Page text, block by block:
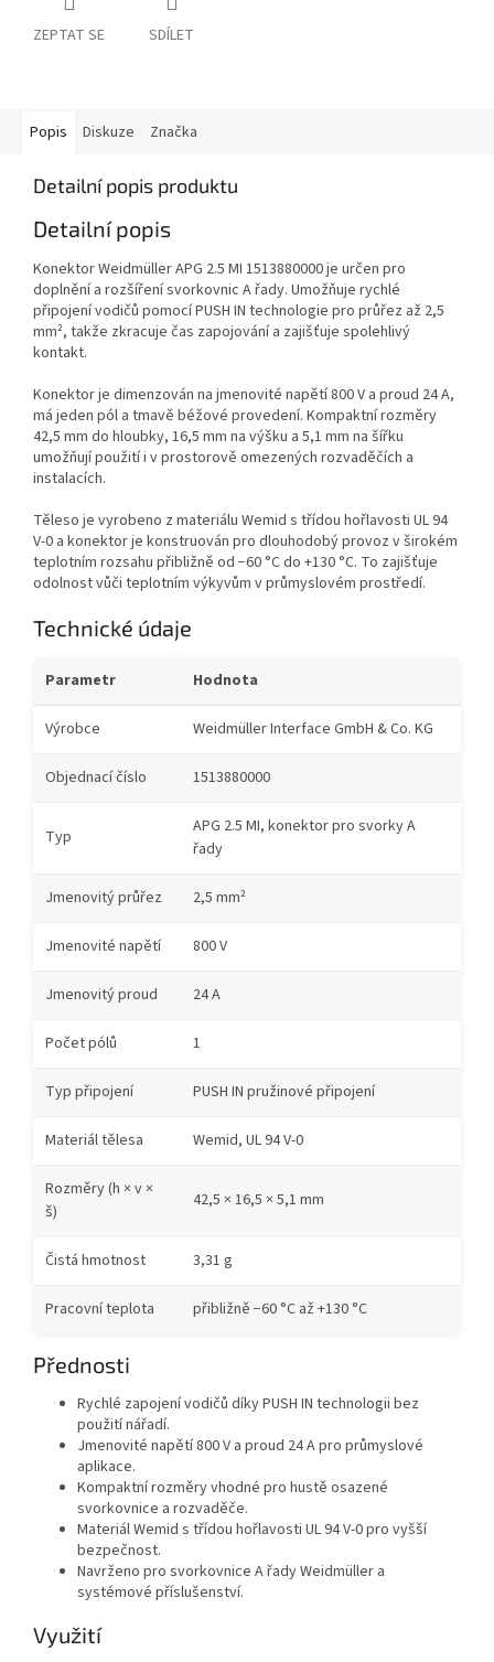
ZEPTAT SE SDÍLET
Popis Diskuze Značka
Detailní popis produktu
Detailní popis
Konektor Weidmüller APG 2.5 MI 1513880000 je určen pro
doplnění a rozšíření svorkovnic A řady. Umožňuje rychlé
připojení vodičů pomocí PUSH IN technologie pro průřez až 2,5
mm², takže zkracuje čas zapojování a zajišťuje spolehlivý
kontakt.
Konektor je dimenzován na jmenovité napětí 800 V a proud 24 A,
má jeden pól a tmavě béžové provedení. Kompaktní rozměry
42,5 mm do hloubky, 16,5 mm na výšku a 5,1 mm na šířku
umožňují použití i v prostorově omezených rozvaděčích a
instalacích.
Těleso je vyrobeno z materiálu Wemid s třídou hořlavosti UL 94
V-0 a konektor je konstruován pro dlouhodobý provoz v širokém
teplotním rozsahu přibližně od −60 °C do +130 °C. To zajišťuje
odolnost vůči teplotním výkyvům v průmyslovém prostředí.
Technické údaje
Parametr Hodnota
Výrobce Weidmüller Interface GmbH & Co. KG
Objednací číslo 1513880000
Typ
APG 2.5 MI, konektor pro svorky A
řady
Jmenovitý průřez 2,5 mm²
Jmenovité napětí 800 V
Jmenovitý proud 24 A
Počet pólů 1
Typ připojení PUSH IN pružinové připojení
Materiál tělesa Wemid, UL 94 V-0
Rozměry (h × v ×
š)
42,5 × 16,5 × 5,1 mm
Čistá hmotnost 3,31 g
Pracovní teplota přibližně −60 °C až +130 °C
Přednosti
Rychlé zapojení vodičů díky PUSH IN technologii bez
použití nářadí.
Jmenovité napětí 800 V a proud 24 A pro průmyslové
aplikace.
Kompaktní rozměry vhodné pro hustě osazené
svorkovnice a rozvaděče.
Materiál Wemid s třídou hořlavosti UL 94 V-0 pro vyšší
bezpečnost.
Navrženo pro svorkovnice A řady Weidmüller a
systémové příslušenství.
Využití